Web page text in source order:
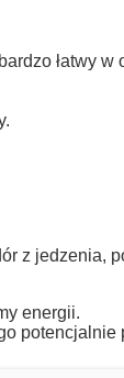
łatwy w
z jedzenia,
energii.
potencjalnie